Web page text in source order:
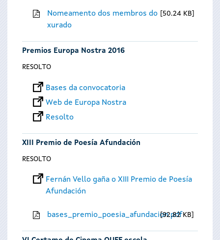
Nomeamento dos membros do
xurado
50.24 KB
Premios Europa Nostra 2016
RESOLTO
Bases da convocatoria
Web de Europa Nostra
Resolto
XIII Premio de Poesía Afundación
RESOLTO
Fernán Vello gaña o XIII Premio de Poesía
Afundación
bases_premio_poesia_afundacion.pdf
92.82 KB